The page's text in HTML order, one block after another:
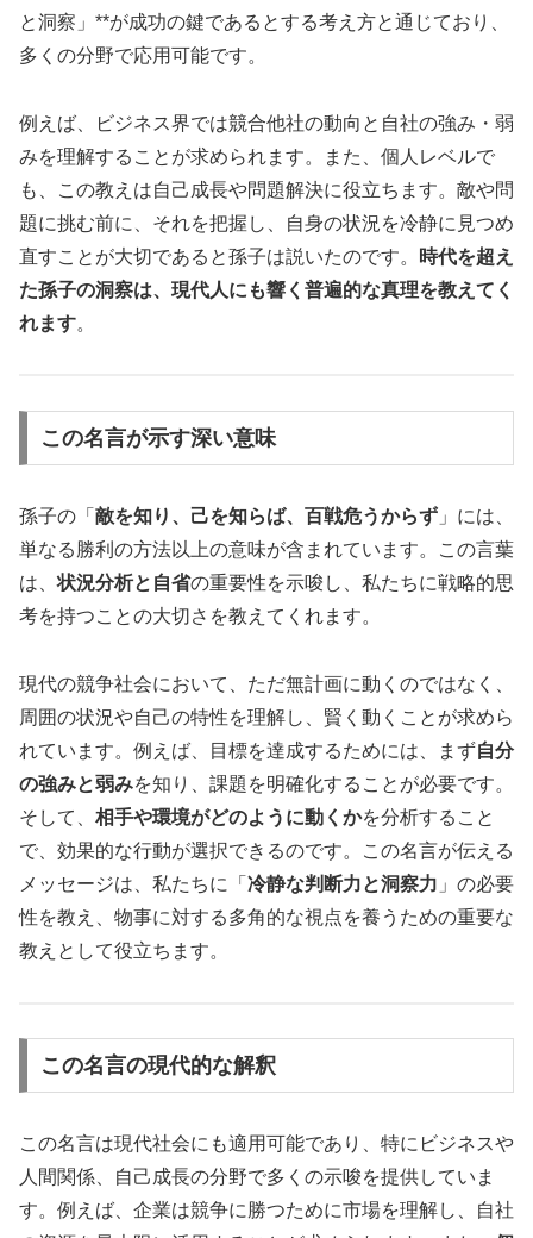
と洞察」**が成功の鍵であるとする考え方と通じており、
多くの分野で応用可能です。
例えば、ビジネス界では競合他社の動向と自社の強み・弱
みを理解することが求められます。また、個人レベルで
も、この教えは自己成長や問題解決に役立ちます。敵や問
題に挑む前に、それを把握し、自身の状況を冷静に見つめ
直すことが大切であると孫子は説いたのです。
時代を超え
た孫子の洞察は、現代人にも響く普遍的な真理を教えてく
れます。
この名言が示す深い意味
孫子の「 敵を知り、己を知らば、百戦危うからず 」には、
単なる勝利の方法以上の意味が含まれています。この言葉
は、状況分析と自省の重要性を示唆し、私たちに戦略的思
考を持つことの大切さを教えてくれます。
現代の競争社会において、ただ無計画に動くのではなく、
周囲の状況や自己の特性を理解し、賢く動くことが求めら
れています。例えば、目標を達成するためには、まず自分
の強みと弱みを知り、課題を明確化することが必要です。
そして、 相手や環境がどのように動くかを分析すること
で、効果的な行動が選択できるのです。この名言が伝える
メッセージは、私たちに「 冷静な判断力と洞察力 」の必要
性を教え、物事に対する多角的な視点を養うための重要な
教えとして役立ちます。
この名言の現代的な解釈
この名言は現代社会にも適用可能であり、特にビジネスや
人間関係、自己成長の分野で多くの示唆を提供していま
す。例えば、企業は競争に勝つために市場を理解し、自社